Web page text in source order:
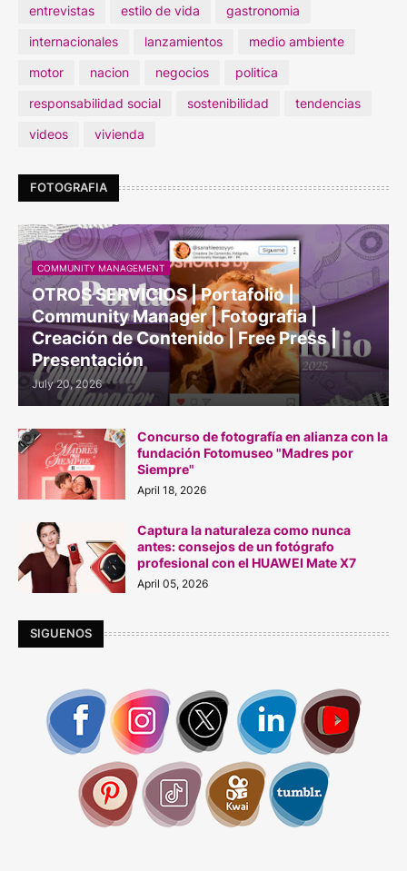
entrevistas
estilo de vida
gastronomia
internacionales
lanzamientos
medio ambiente
motor
nacion negocios
politica
responsabilidad social
sostenibilidad
tendencias
videos
vivienda
FOTOGRAFIA
COMMUNITY MANAGEMENT
OTROS SERVICIOS | Portafolio |
Community Manager | Fotografia |
Creación de Contenido | Free Press |
Presentación
July 20, 2026
Concurso de fotografía en alianza con la
fundación Fotomuseo "Madres por
Siempre"
April 18, 2026
Captura la naturaleza como nunca
antes: consejos de un fotógrafo
profesional con el HUAWEI Mate X7
April 05, 2026
SIGUENOS